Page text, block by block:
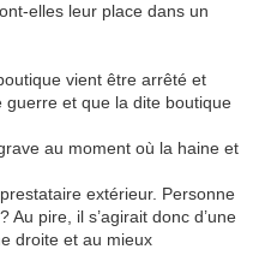
elles leur place dans un
vient être arrêté et
guerre et que la dite boutique
au moment où la haine et
extérieur. Personne
pire, il s’agirait donc d’une
droite et au mieux